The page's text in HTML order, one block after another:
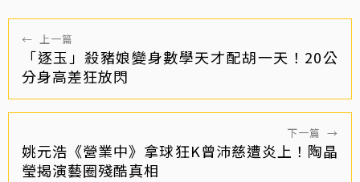
← 上一篇
「逐玉」殺豬娘變身數學天才配胡一天！20公
分身高差狂放閃
下一篇 →
姚元浩《營業中》拿球狂K曾沛慈遭炎上！陶晶
瑩揭演藝圈殘酷真相